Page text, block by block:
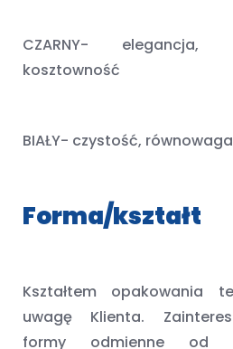
CZARNY- elegancja,
kosztowność
BIAŁY- czystość, równowaga
Forma/kształt
Kształtem opakowania
uwagę Klienta.
formy odmienne od